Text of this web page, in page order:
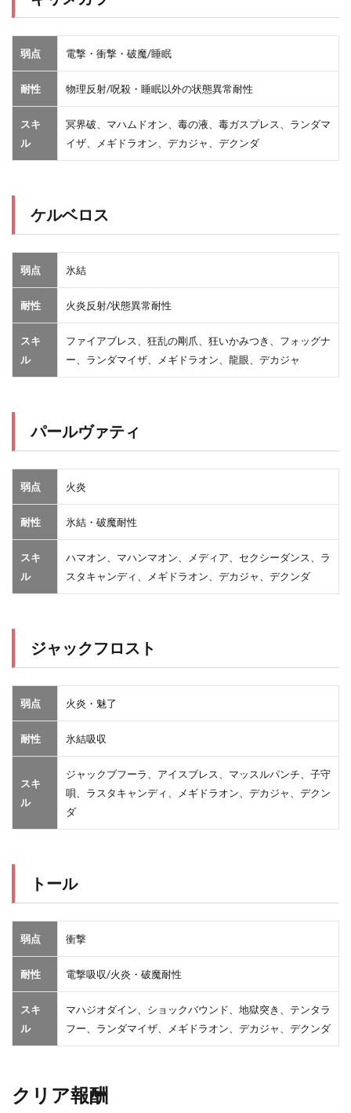
弱点 電撃・衝撃・破魔/睡眠
耐性 物理反射/呪殺・睡眠以外の状態異常耐性
スキ
ル
冥界破、マハムドオン、毒の液、毒ガスプレス、ランダマ
イザ、メギドラオン、デカジャ、デクンダ
ケルベロス
弱点 氷結
耐性 火炎反射/状態異常耐性
スキ
ル
ファイアブレス、狂乱の剛爪、狂いかみつき、フォッグナ
ー、ランダマイザ、メギドラオン、龍眼、デカジャ
パールヴァティ
弱点 火炎
耐性 氷結・破魔耐性
スキ
ル
ハマオン、マハンマオン、メディア、セクシーダンス、ラ
スタキャンディ、メギドラオン、デカジャ、デクンダ
ジャックフロスト
弱点 火炎・魅了
耐性 氷結吸収
スキ
ル
ジャックブフーラ、アイスブレス、マッスルパンチ、子守
唄、ラスタキャンディ、メギドラオン、デカジャ、デクン
ダ
トール
弱点 衝撃
耐性 電撃吸収/火炎・破魔耐性
スキ
ル
マハジオダイン、ショックバウンド、地獄突き、テンタラ
フー、ランダマイザ、メギドラオン、デカジャ、デクンダ
クリア報酬